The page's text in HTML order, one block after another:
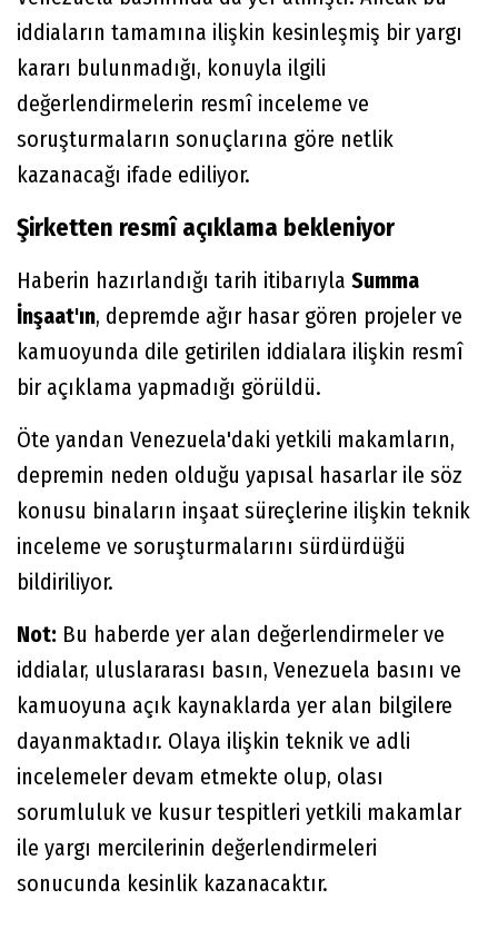
iddiaların tamamına ilişkin kesinleşmiş bir yargı
kararı bulunmadığı, konuyla ilgili
değerlendirmelerin resmî inceleme ve
soruşturmaların sonuçlarına göre netlik
kazanacağı ifade ediliyor.
Şirketten resmî açıklama bekleniyor
Haberin hazırlandığı tarih itibarıyla Summa
İnşaat'ın, depremde ağır hasar gören projeler ve
kamuoyunda dile getirilen iddialara ilişkin resmî
bir açıklama yapmadığı görüldü.
Öte yandan Venezuela'daki yetkili makamların,
depremin neden olduğu yapısal hasarlar ile söz
konusu binaların inşaat süreçlerine ilişkin teknik
inceleme ve soruşturmalarını sürdürdüğü
bildiriliyor.
Not: Bu haberde yer alan değerlendirmeler ve
iddialar, uluslararası basın, Venezuela basını ve
kamuoyuna açık kaynaklarda yer alan bilgilere
dayanmaktadır. Olaya ilişkin teknik ve adli
incelemeler devam etmekte olup, olası
sorumluluk ve kusur tespitleri yetkili makamlar
ile yargı mercilerinin değerlendirmeleri
sonucunda kesinlik kazanacaktır.